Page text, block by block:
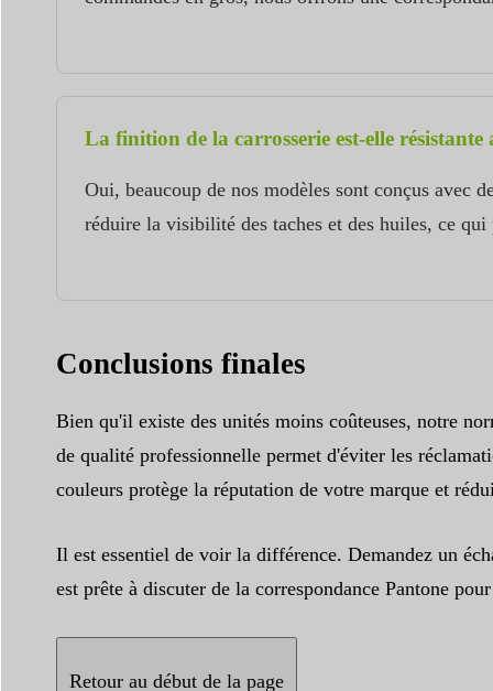
La finition de la carrosserie est-elle résistante
Oui, beaucoup de nos modèles sont conçus avec
réduire la visibilité des taches et des huiles, ce
Conclusions finales
Bien qu'il existe des unités moins coûteuses, notre
de qualité professionnelle permet d'éviter les
couleurs protège la réputation de votre marque et
Il est essentiel de voir la différence. Demandez un
est prête à discuter de la correspondance Pantone
Retour au début de la page